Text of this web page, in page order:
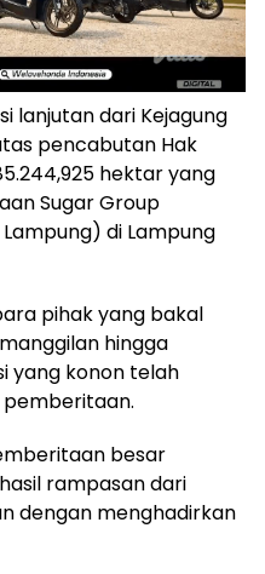
lanjutan dari Kejagung
pencabutan Hak
hektar yang
Sugar Group
di Lampung
pihak yang bakal
hingga
yang konon telah
besar
rampasan dari
dengan menghadirkan